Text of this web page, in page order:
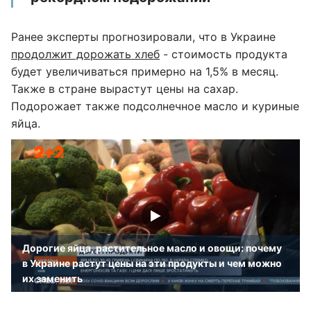
Ранее эксперты прогнозировали, что в Украине
продолжит дорожать хлеб - стоимость продукта
будет увеличиваться примерно на 1,5% в месяц.
Также в стране вырастут цены на сахар.
Подорожает также подсолнечное масло и куриные
яйца.
Дорогие яйца, растительное масло и овощи: почему
в Украине растут цены на эти продукты и чем можно
их заменить